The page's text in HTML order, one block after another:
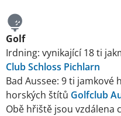
Golf
Irdning: vynikající 18 ti
Club Schloss Pichlarn
Bad Aussee: 9 ti jamkové
horských štítů Golfclub
Obě hřiště jsou vzdálena